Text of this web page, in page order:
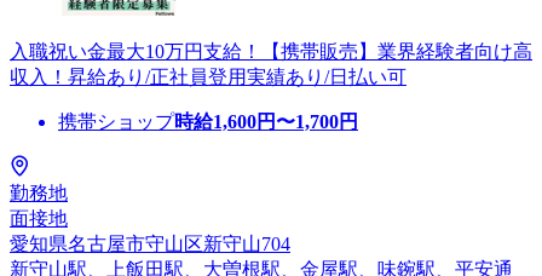
入職祝い金最大10万円支給！【携帯販売】業界経験者向け高
収入！昇給あり/正社員登用実績あり/日払い可
携帯ショップ時給1,600円〜1,700円
勤務地
面接地
愛知県名古屋市守山区新守山704
新守山駅、上飯田駅、大曽根駅、金屋駅、味鋺駅、平安通